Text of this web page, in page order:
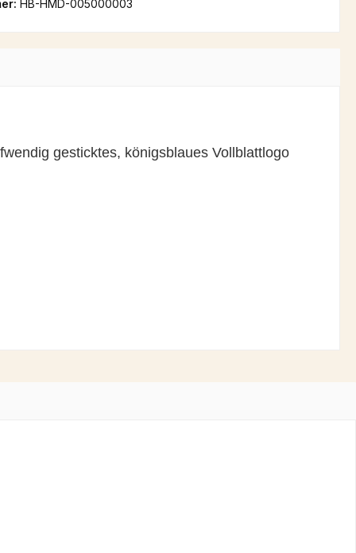
HB-HMD-005000003
gesticktes, königsblaues Vollblattlogo